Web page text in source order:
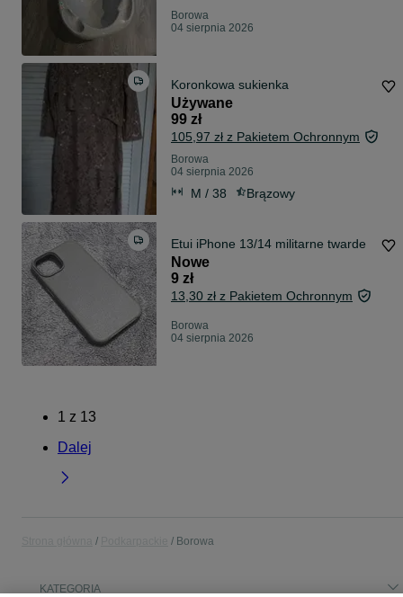
Borowa
04 sierpnia 2026
Koronkowa sukienka
Używane
99 zł
105,97 zł z Pakietem Ochronnym
Borowa
04 sierpnia 2026
M / 38 Brązowy
Etui iPhone 13/14 militarne twarde
Nowe
9 zł
13,30 zł z Pakietem Ochronnym
Borowa
04 sierpnia 2026
1 z 13
Dalej
Borowa
KATEGORIA